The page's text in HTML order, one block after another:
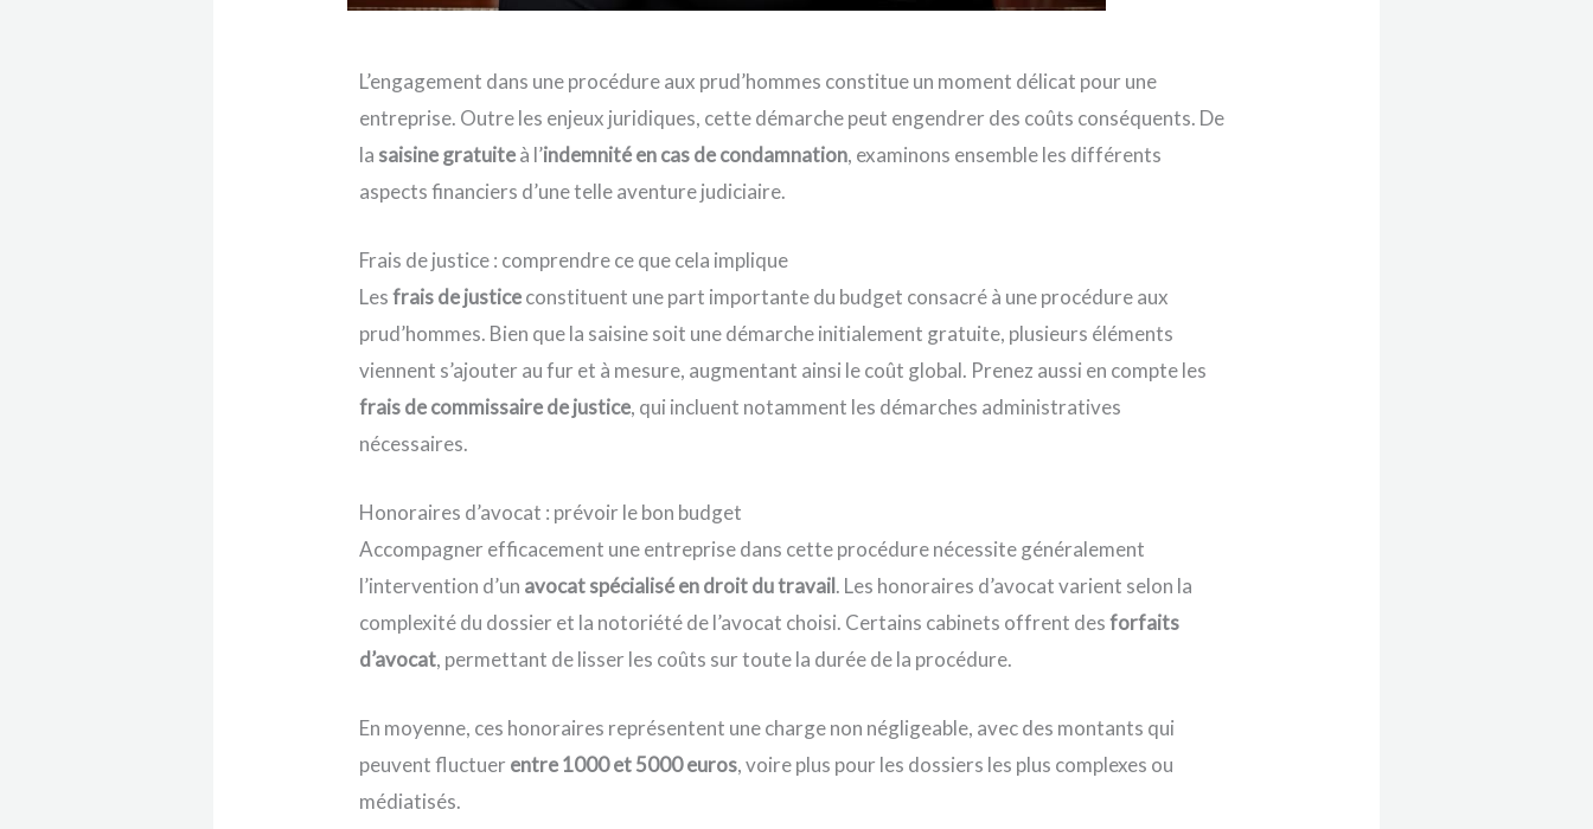
L’engagement dans une procédure aux prud’hommes constitue un moment délicat pour une
entreprise. Outre les enjeux juridiques, cette démarche peut engendrer des coûts conséquents. De
la saisine gratuiteà l’indemnité en cas de condamnation, examinons ensemble les différents
aspects financiers d’une telle aventure judiciaire.
Frais de justice : comprendre ce que cela implique
Lesfrais de justiceconstituent une part importante du budget consacré à une procédure aux
prud’hommes. Bien que la saisine soit une démarche initialement gratuite, plusieurs éléments
viennent s’ajouter au fur et à mesure, augmentant ainsi le coût global. Prenez aussi en compte les
frais de commissaire de justice, qui incluent notamment les démarches administratives
nécessaires.
Honoraires d’avocat : prévoir le bon budget
Accompagner efficacement une entreprise dans cette procédure nécessite généralement
l’intervention d’un avocat spécialisé en droit du travail. Les honoraires d’avocat varient selon la
complexité du dossier et la notoriété de l’avocat choisi. Certains cabinets offrent desforfaits
d’avocat, permettant de lisser les coûts sur toute la durée de la procédure.
En moyenne, ces honoraires représentent une charge non négligeable, avec des montants qui
peuvent fluctuer entre 1000 et 5000 euros, voire plus pour les dossiers les plus complexes ou
médiatisés.